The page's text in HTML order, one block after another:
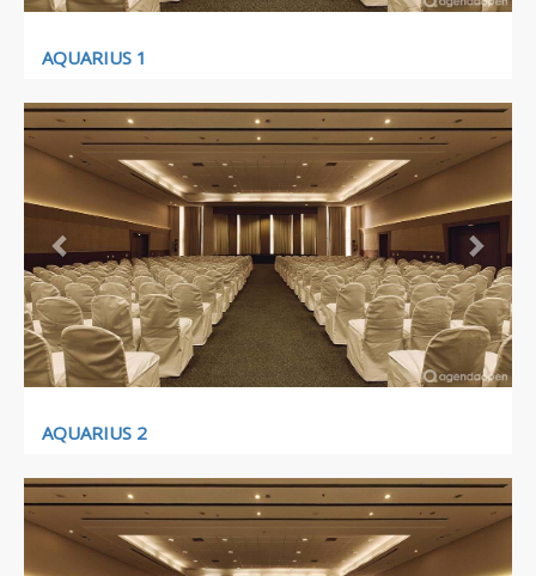
AQUARIUS 1
Previous Next
AQUARIUS 2
Previous Next